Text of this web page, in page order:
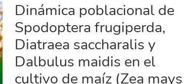
Dinámica poblacional de
Spodoptera frugiperda,
Diatraea saccharalis y
Dalbulus maidis en el
cultivo de maíz (Zea mays